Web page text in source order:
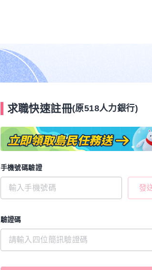
求職快速註冊(原518人力銀行)
手機號碼驗證
發
驗證碼